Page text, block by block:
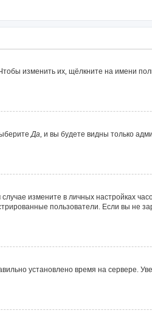
изменить их, щёлкните на имени
Да, и вы будете видны только
измените в личных настройках
пользователи. Если вы не
установлено время на сервере.